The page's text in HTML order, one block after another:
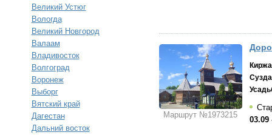
Великий Устюг
Вологда
Великий Новгород
Валаам
Владивосток
Волгоград
Воронеж
Выборг
Вятский край
Дагестан
Дальний восток
Маршрут №1973215
03.09